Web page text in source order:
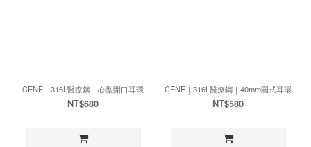
CENE｜316L醫療鋼｜心型開口耳環
NT$680
CENE｜316L醫療鋼｜40mm圈式耳環
NT$580